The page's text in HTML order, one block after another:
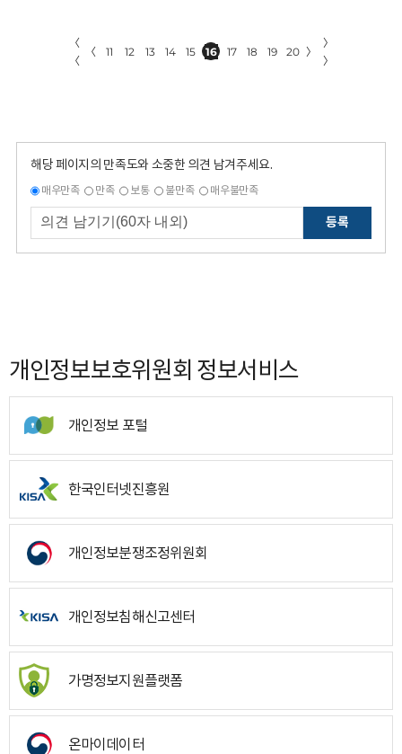
〈
〈
〈 11 12 13 14 15 16 17 18 19 20 〉
〉
〉
해당 페이지의 만족도와 소중한 의견 남겨주세요.
매우만족 만족 보통 불만족 매우불만족
등록
개인정보보호위원회 정보서비스
개인정보 포털
한국인터넷진흥원
개인정보분쟁조정위원회
개인정보침해신고센터
가명정보지원플랫폼
온마이데이터